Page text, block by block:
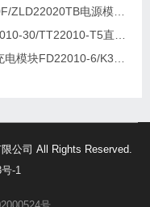
湖南、广东、新疆PMI-SA/RT22010F/ZLD22020TB电源模块维修更换
湖南、新疆、河北YM11020Z/GF22010-30/TT22010-T5直流屏充电模块维修更换
2026维修安徽、甘肃、湖北直流屏充电模块FD22010-6/K3B20L/GF22010-10
公司 All Rights Reserved.
-1